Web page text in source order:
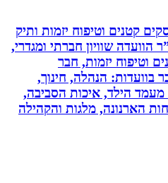
קטנים וטיפוח יזמות ותיק
הוועדה שוויון חברתי ומגדרי,
וטיפוח יזמות, חבר
הנהלה, חינוך,
הילד, איכות הסביבה,
הארנונה, מלגות והקהילה